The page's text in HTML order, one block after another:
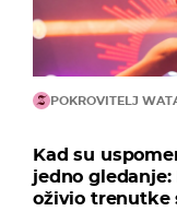
POKROVITELJ
Kad su
jedno
oživio trenutke